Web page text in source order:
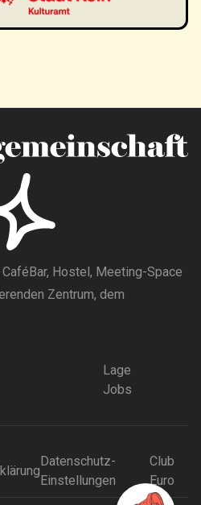
Hostel, Meeting-Space
Zentrum, dem
Lage
Jobs
Datenschutz-
Einstellungen
Club
Euro